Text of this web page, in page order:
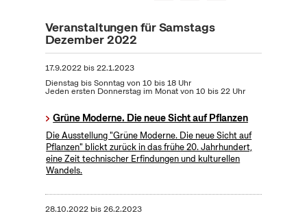
Veranstaltungen für Samstags
Dezember 2022
17.9.2022bis22.1.2023
Dienstag bis Sonntag von 10 bis 18 Uhr
Jeden ersten Donnerstag im Monat von 10 bis 22 Uhr
Grüne Moderne. Die neue Sicht auf Pflanzen
Die Ausstellung "Grüne Moderne. Die neue Sicht auf
Pflanzen" blickt zurück in das frühe 20. Jahrhundert,
eine Zeit technischer Erfindungen und kulturellen
Wandels.
28.10.2022bis26.2.2023